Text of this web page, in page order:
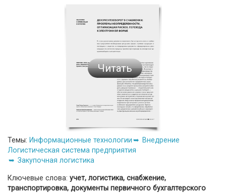
Читать
Темы: Информационные технологии
Внедрение
Логистическая система предприятия
Закупочная логистика
Ключевые слова: учет, логистика, снабжение,
транспортировка, документы первичного бухгалтерского